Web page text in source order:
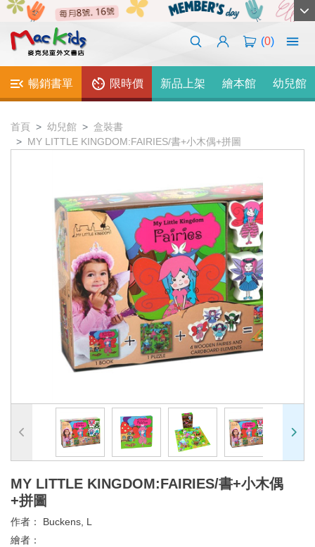
(0)
暢銷書單 限時價 新品上架 繪本館 幼兒館
首頁 幼兒館
盒裝書
MY LITTLE KINGDOM:FAIRIES/書+小木偶+拼圖
MY LITTLE KINGDOM:FAIRIES/書+小木偶
+拼圖
作者： Buckens, L
繪者：